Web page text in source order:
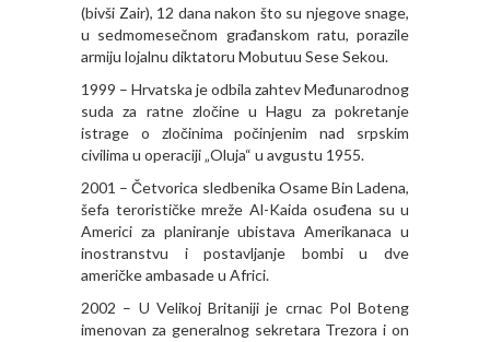
(bivši Zair), 12 dana nakon što su njegove snage,
u sedmomesečnom građanskom ratu, porazile
armiju lojalnu diktatoru Mobutuu Sese Sekou.
1999 – Hrvatska je odbila zahtev Međunarodnog
suda za ratne zločine u Hagu za pokretanje
istrage o zločinima počinjenim nad srpskim
civilima u operaciji „Oluja“ u avgustu 1955.
2001 – Četvorica sledbenika Osame Bin Ladena,
šefa terorističke mreže Al-Kaida osuđena su u
Americi za planiranje ubistava Amerikanaca u
inostranstvu i postavljanje bombi u dve
američke ambasade u Africi.
2002 – U Velikoj Britaniji je crnac Pol Boteng
imenovan za generalnog sekretara Trezora i on